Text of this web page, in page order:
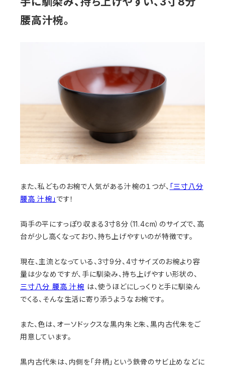
腰高汁椀。
また、私どものお椀で人気がある汁椀の１つが、 「三寸八分
腰高 汁椀」 です！
両手の平にすっぽり収まる3寸8分（11.4cm）のサイズで、高
台が少し高くなっており、持ち上げやすいのが特徴です。
現在、主流となっている、3寸9分、4寸サイズのお椀より容
量は少なめですが、手に馴染み、持ち上げやすい形状の、
三寸八分 腰高 汁椀 は、使うほどにしっくりと手に馴染ん
でくる、そんな生活に寄り添うようなお椀です。
また、色は、オーソドックスな黒内朱と朱、黒内古代朱をご
用意しています。
黒内古代朱は、内側を「弁柄」という鉄骨のサビ止めなどに